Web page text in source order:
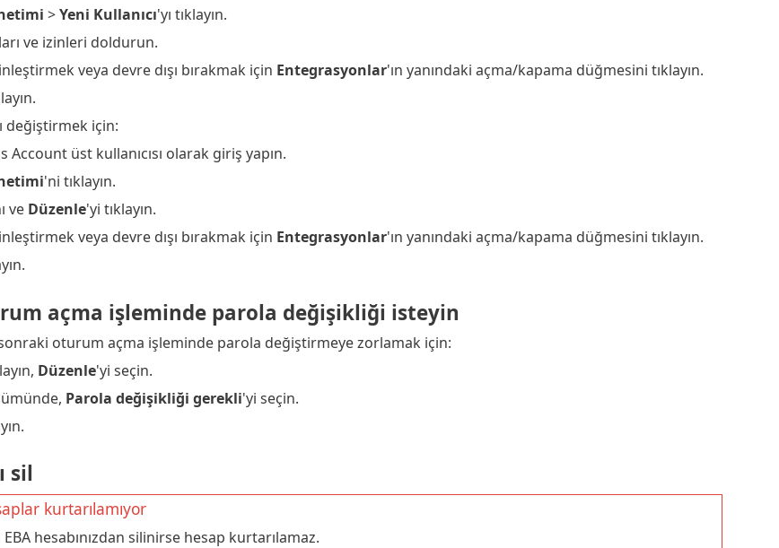
>Yeni Kullanıcı'yı tıklayın.
ve izinleri doldurun.
veya devre dışı bırakmak için Entegrasyonlar'ın yanındaki açma/kapama düğmesini tıklayın.
değiştirmek için:
Account üst kullanıcısı olarak giriş yapın.
'ni tıklayın.
ve Düzenle'yi tıklayın.
veya devre dışı bırakmak için Entegrasyonlar'ın yanındaki açma/kapama düğmesini tıklayın.
açma işleminde parola değişikliği isteyin
sonraki oturum açma işleminde parola değiştirmeye zorlamak için:
Düzenle'yi seçin.
Parola değişikliği gerekli'yi seçin.
sil
kurtarılamıyor
EBA hesabınızdan silinirse hesap kurtarılamaz.